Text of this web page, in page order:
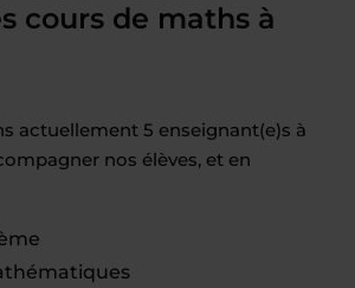
cours de maths à
actuellement 5 enseignant(e)s à
nos élèves, et en